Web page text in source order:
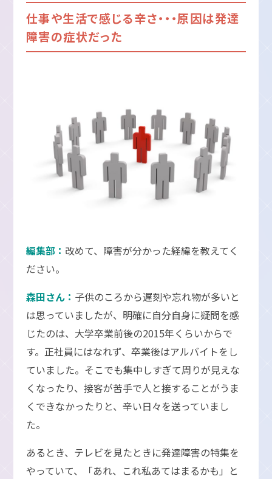
仕事や生活で感じる辛さ・・・原因は発達
障害の症状だった
編集部： 改めて、障害が分かった経緯を教えてく
ださい。
森田さん： 子供のころから遅刻や忘れ物が多いと
は思っていましたが、明確に自分自身に疑問を感
じたのは、大学卒業前後の2015年くらいからで
す。正社員にはなれず、卒業後はアルバイトをし
ていました。そこでも集中しすぎて周りが見えな
くなったり、接客が苦手で人と接することがうま
くできなかったりと、辛い日々を送っていまし
た。
あるとき、テレビを見たときに発達障害の特集を
やっていて、「あれ、これ私あてはまるかも」と